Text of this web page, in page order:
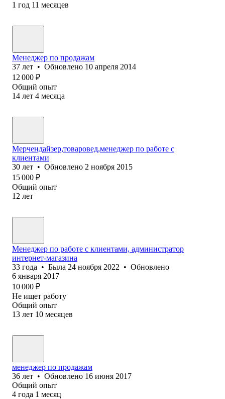
1 год 11 месяцев
Менеджер по продажам
37 лет • Обновлено 10 апреля 2014
12 000 ₽
Общий опыт
14 лет 4 месяца
Мерчендайзер,товаровед,менеджер по работе с
клиентами
30 лет • Обновлено 2 ноября 2015
15 000 ₽
Общий опыт
12 лет
Менеджер по работе с клиентами, администратор
интернет-магазина
33 года • Была 24 ноября 2022 • Обновлено
6 января 2017
10 000 ₽
Не ищет работу
Общий опыт
13 лет 10 месяцев
менеджер по продажам
36 лет • Обновлено 16 июня 2017
Общий опыт
4 года 1 месяц